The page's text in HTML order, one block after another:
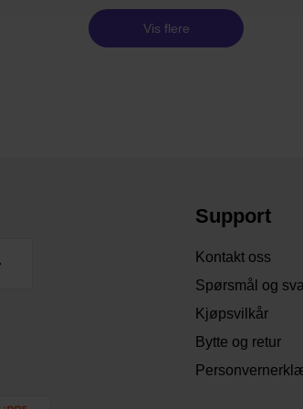
Vis flere
Support
Kontakt oss
Spørsmål og
Kjøpsvilkår
Bytte og retur